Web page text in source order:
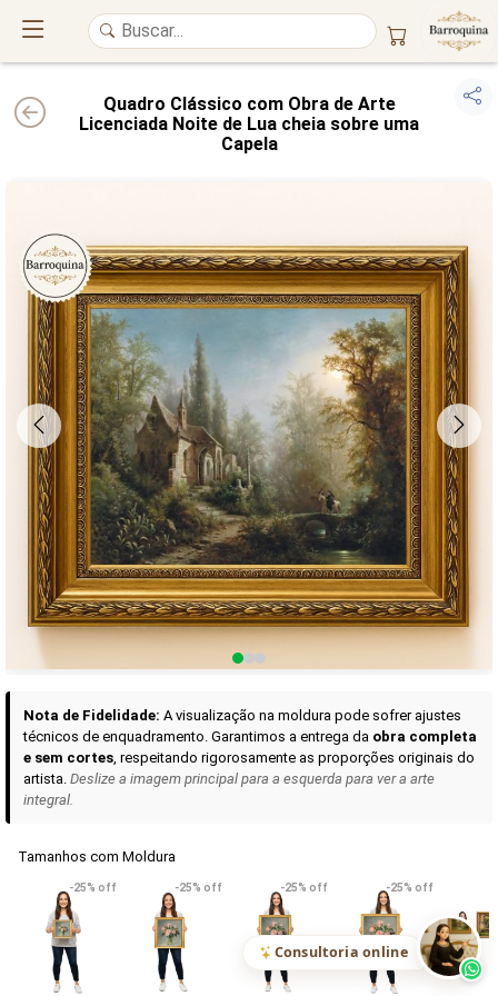
UM ATELIÊ 100% FINE ART
Trazemos a imponência das maiores obras de arte do mundo
para o
alto padrão da sua casa. Nosso acervo reúne a genialidade degrandes
pintores renomados, resgatando artes reaise o requinte inconfundível
das obras doséculo XIX. Produção artesanal emCanvas 100% Algodão
molduras emMadeira Maciçae impressão comPigmentação Mineral
QUALIDADE DE MUSEU GARANTIA ETERNA
Curadoria das Campanhas
A seleção de obras-primas apresentadas em nossos vídeos nas redes
sociais, reunidas aqui para sua apreciação.
VER DETALHES
Madona de Loreto
R$ 538,42
Narciso- caravaggio
R$ 365,92
Maria
uma Rosa
R$ 365,92
Consultoria online
Quadro Clássico com Obra de Arte
Licenciada Noite de Lua cheia sobre uma
Capela
Nota de Fidelidade: A visualização na moldura pode sofrer ajustes
técnicos de enquadramento. Garantimos a entrega da obra completa
e sem cortes, respeitando rigorosamente as proporções originais do
artista. Deslize a imagem principal para a esquerda para ver a arte
integral.
Tamanhos com Moldura
-25% off -25% off -25% off -25% off